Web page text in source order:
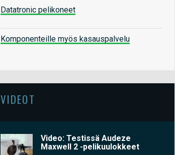
Datatronic pelikoneet
Komponenteille myös kasauspalvelu
VIDEOT
Video: Testissä Audeze
Maxwell 2 -pelikuulokkeet